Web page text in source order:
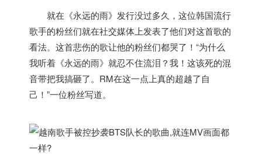
就在《永远的雨》发行没过多久，这位韩国流行
歌手的粉丝们就在社交媒体上发表了他们对这首歌的
看法。这首悲伤的歌让他的粉丝们都哭了！“为什么
我听着《永远的雨》就忍不住流泪？我！这该死的混
音带把我搞砸了。RM在这一点上真的超越了自
己！”一位粉丝写道。